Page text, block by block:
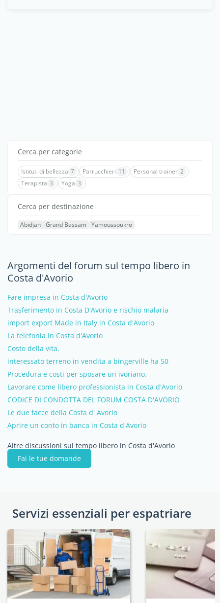
Cerca per categorie
Istituti di bellezza 7 Parrucchieri 11 Personal trainer 2
Terapista 3 Yoga 3
Cerca per destinazione
Abidjan Grand Bassam Yamoussoukro
Argomenti del forum sul tempo libero in
Costa d'Avorio
Fare impresa in Costa d'Avorio
Trasferimento in Costa D'Avorio e rischio malaria
import export Made in Italy in Costa d'Avorio
La telefonia in Costa d'Avorio
Costo della vita.
interessato terreno in vendita a bingerville ha 50
Procedura e costi per sposare un ivoriano.
Lavorare come libero professionista in Costa d'Avorio
CODICE DI CONDOTTA DEL FORUM COSTA D'AVORIO
Le due facce della Costa d' Avorio
Aprire un conto in banca in Costa d'Avorio
Altre discussioni sul tempo libero in Costa d'Avorio
Fai le tue domande
Servizi essenziali per espatriare